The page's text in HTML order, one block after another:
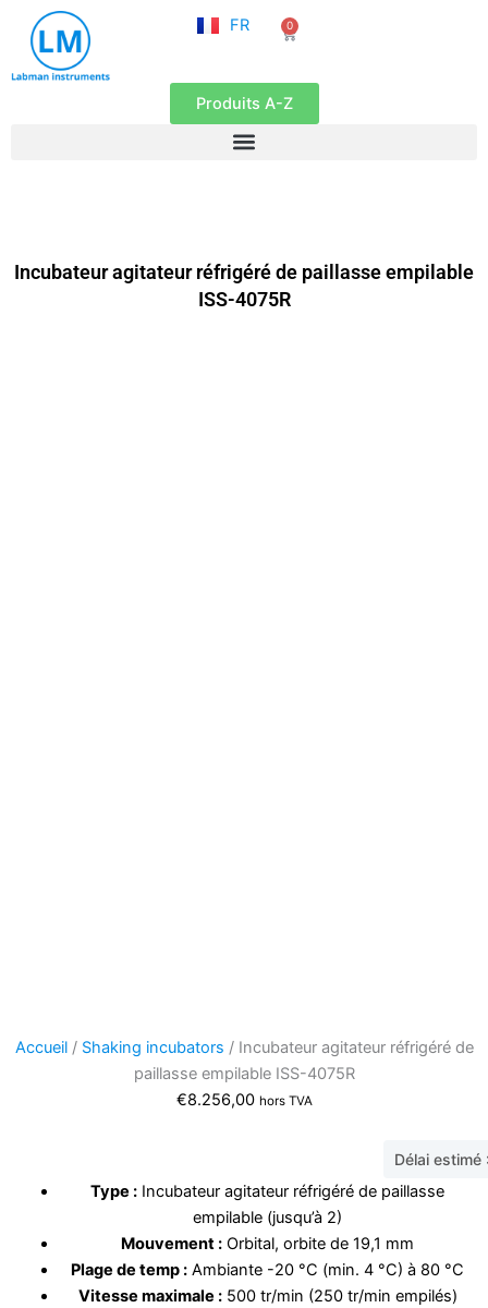
contenu
FR
EN
0
Panier
Produits A-Z
Incubateur agitateur réfrigéré de paillasse empilable
ISS-4075R
Accueil/ Shaking incubators / Incubateur agitateur réfrigéré de
paillasse empilable ISS-4075R
€8.256,00 hors TVA
Délai
Type : Incubateur agitateur réfrigéré de paillasse
empilable (jusqu’à 2)
Mouvement : Orbital, orbite de 19,1 mm
Plage de temp : Ambiante -20 °C (min. 4 °C) à 80 °C
Vitesse maximale :500 tr/min (250 tr/min empilés)